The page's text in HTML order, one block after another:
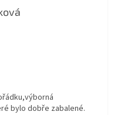
5 hvězdiček.
5 hvězdiček.
bylo dobře zabalené.